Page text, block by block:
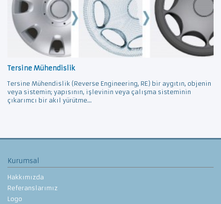
Tersine Mühendislik
Tersine Mühendislik (Reverse Engineering, RE) bir aygıtın, objenin
veya sistemin; yapısının, işlevinin veya çalışma sisteminin
çıkarımcı bir akıl yürütme...
Kurumsal
Hakkımızda
Referanslarımız
Logo